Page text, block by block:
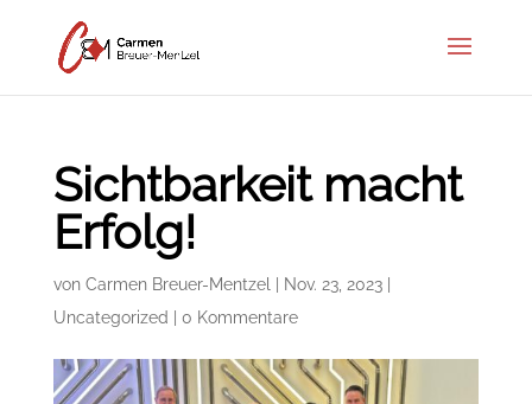
Sichtbarkeit macht
Erfolg!
von Carmen Breuer-Mentzel Nov. 23, 2023|
Uncategorized
0 Kommentare